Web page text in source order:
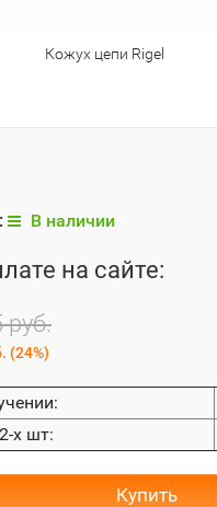
Кожух цепи Rigel
В наличии
на сайте:
руб.
(24%)
х шт:
Купить